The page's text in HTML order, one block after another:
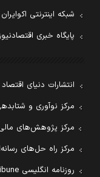
شبکه اینترنتی اکوایران
پایگاه خبری اقتصادنیوز
انتشارات دنیای اقتصاد
مرکز نوآوری و
مرکز پژوهش‌های
مرکز راه حل‌های
روزنامه انگلیسی Financial Tribune